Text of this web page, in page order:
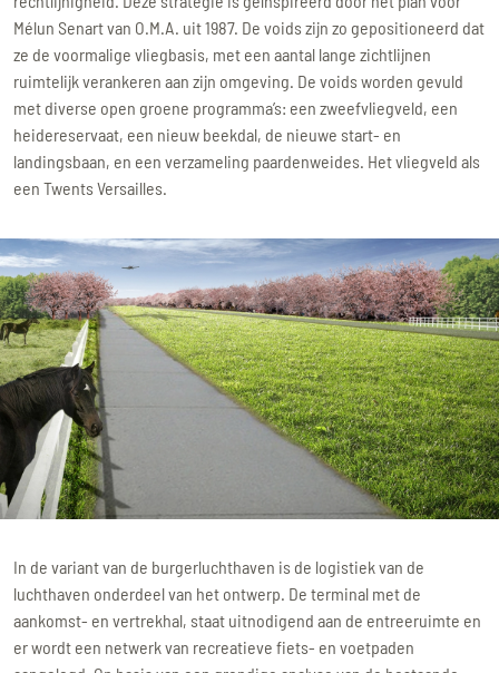
Mélun Senart van O.M.A. uit 1987. De voids zijn zo gepositioneerd dat
ze de voormalige vliegbasis, met een aantal lange zichtlijnen
ruimtelijk verankeren aan zijn omgeving. De voids worden gevuld
met diverse open groene programma’s: een zweefvliegveld, een
heidereservaat, een nieuw beekdal, de nieuwe start- en
landingsbaan, en een verzameling paardenweides. Het vliegveld als
een Twents Versailles.
In de variant van de burgerluchthaven is de logistiek van de
luchthaven onderdeel van het ontwerp. De terminal met de
aankomst- en vertrekhal, staat uitnodigend aan de entreeruimte en
er wordt een netwerk van recreatieve fiets- en voetpaden